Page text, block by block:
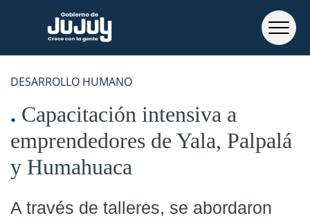
DESARROLLO HUMANO
Capacitación intensiva a
emprendedores de Yala, Palpalá
y Humahuaca
A través de talleres, se abordaron